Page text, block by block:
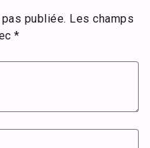
publiée. Les champs
*